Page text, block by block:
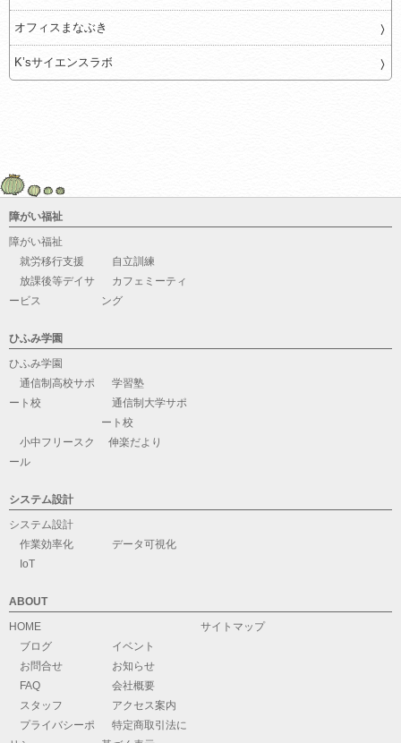
オフィスまなぶき
K’sサイエンスラボ
障がい福祉
障がい福祉
就労移行支援
自立訓練
放課後等デイサ
ービス
カフェミーティ
ング
ひふみ学園
ひふみ学園
通信制高校サポ
ート校
学習塾
通信制大学サポ
ート校
小中フリースク
ール
伸楽だより
システム設計
システム設計
作業効率化
データ可視化
IoT
ABOUT
HOME
ブログ
イベント
お問合せ
お知らせ
FAQ
会社概要
スタッフ
アクセス案内
プライバシーポ
特定商取引法に
サイトマップ